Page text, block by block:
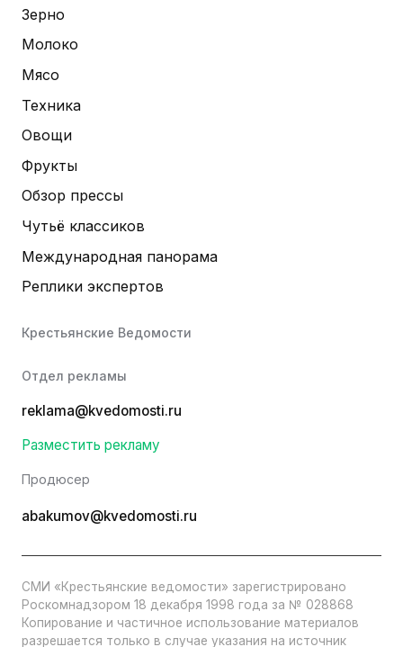
Зерно
Молоко
Мясо
Техника
Овощи
Фрукты
Обзор прессы
Чутьё классиков
Международная панорама
Реплики экспертов
Крестьянские Ведомости
Отдел рекламы
reklama@kvedomosti.ru
Разместить рекламу
Продюсер
abakumov@kvedomosti.ru
СМИ «Крестьянские ведомости» зарегистрировано
Роскомнадзором 18 декабря 1998 года за № 028868
Копирование и частичное использование материалов
разрешается только в случае указания на источник